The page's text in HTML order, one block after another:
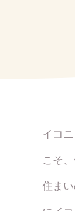
イコ
こそ
住ま